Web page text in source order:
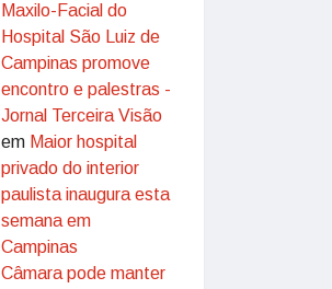
Maxilo-Facial do
Hospital São Luiz de
Campinas promove
encontro e palestras -
Jornal Terceira Visão
em Maior hospital
privado do interior
paulista inaugura esta
semana em
Campinas
Câmara pode manter